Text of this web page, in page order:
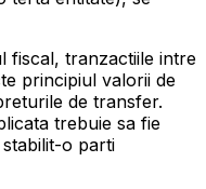
fiscal, tranzactiile intre
principiul valorii de
de transfer.
trebuie sa fie
o parti